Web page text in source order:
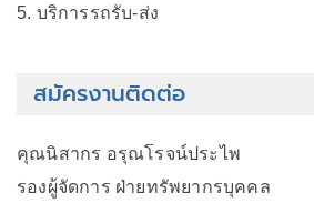
5. บริการรถรับ-ส่ง
สมัครงานติดต่อ
คุณนิสากร อรุณโรจน์ประไพ
รองผู้จัดการ ฝ่ายทรัพยากรบุคคล